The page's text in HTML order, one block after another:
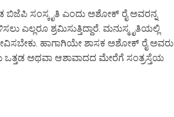
ಬಿಜೆಪಿ ಸಂಸ್ಕೃತಿ ಎಂದು ಅಶೋಕ್ ರೈ ಅವರನ್ನ
ಎಲ್ಲರೂ ಶ್ರಮಿಸುತ್ತಿದ್ದಾರೆ. ಮನುಸ್ಮೃತಿಯಲ್ಲಿ
ಹಾಗಾಗಿಯೇ ಶಾಸಕ ಅಶೋಕ್ ರೈ ಅವರು
ಅಥವಾ ಆಶಾವಾದದ ಮೇರೆಗೆ ಸಂತ್ರಸ್ತೆಯ